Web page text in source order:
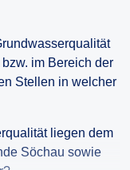
im Bereich der
Stellen in welcher
liegen dem
Söchau sowie